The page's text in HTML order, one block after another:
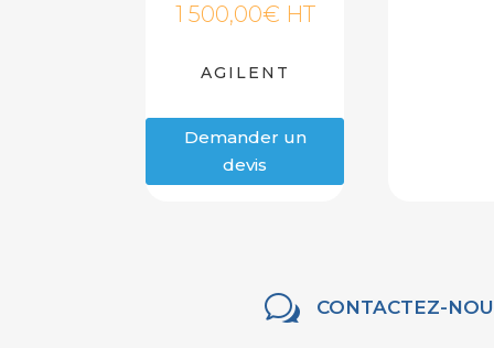
1 500,00€ HT
AGILENT
Demander un
devis
w CONTACTEZ-